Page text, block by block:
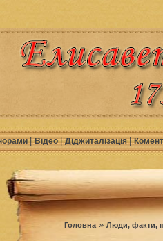
|Відео|Діджиталізація|
Головна» Люди, факти,